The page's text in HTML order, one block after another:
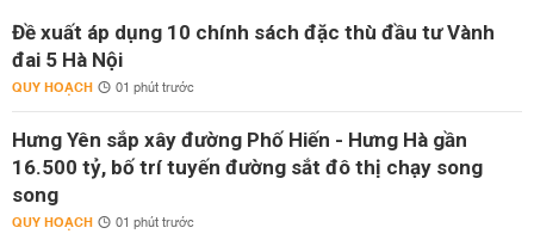
Đề xuất áp dụng 10 chính sách đặc thù đầu tư Vành
đai 5 Hà Nội
QUY HOẠCH 01 phút trước
Hưng Yên sắp xây đường Phố Hiến - Hưng Hà gần
16.500 tỷ, bố trí tuyến đường sắt đô thị chạy song
song
QUY HOẠCH 01 phút trước